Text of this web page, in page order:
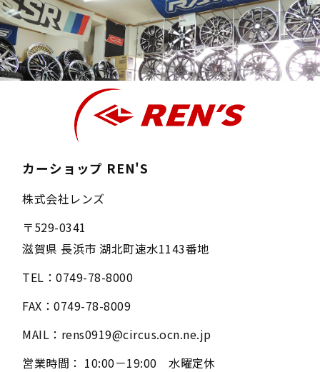
カーショップ REN'S
株式会社レンズ
〒529-0341
滋賀県 長浜市 湖北町速水1143番地
TEL：0749-78-8000
FAX：0749-78-8009
MAIL： rens0919@circus.ocn.ne.jp
営業時間： 10:00－19:00 水曜定休